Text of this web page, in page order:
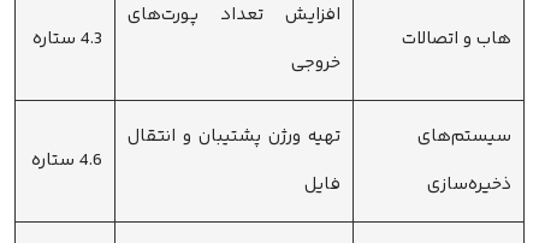
هاب و اتصالات
افزایش تعداد پورت‌های
خروجی
4.3 ستاره
سیستم‌های
ذخیره‌سازی
تهیه ورژن پشتیبان و انتقال
فایل
4.6 ستاره